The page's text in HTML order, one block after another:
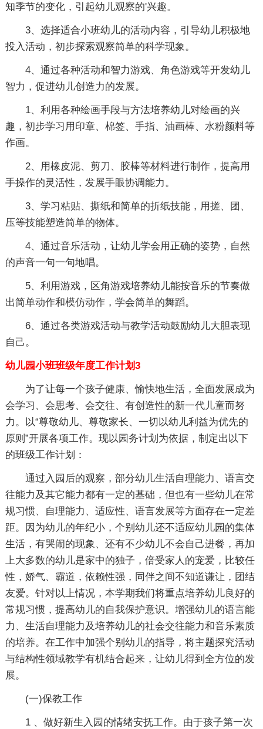
知季节的变化，引起幼儿观察的'兴趣。
3、选择适合小班幼儿的活动内容，引导幼儿积极地
投入活动，初步探索观察简单的科学现象。
4、通过各种活动和智力游戏、角色游戏等开发幼儿
智力，促进幼儿创造力的发展。
1、利用各种绘画手段与方法培养幼儿对绘画的兴
趣，初步学习用印章、棉签、手指、油画棒、水粉颜料等
作画。
2、用橡皮泥、剪刀、胶棒等材料进行制作，提高用
手操作的灵活性，发展手眼协调能力。
3、学习粘贴、撕纸和简单的折纸技能，用搓、团、
压等技能塑造简单的物体。
4、通过音乐活动，让幼儿学会用正确的姿势，自然
的声音一句一句地唱。
5、利用游戏，区角游戏培养幼儿能按音乐的节奏做
出简单动作和模仿动作，学会简单的舞蹈。
6、通过各类游戏活动与教学活动鼓励幼儿大胆表现
自己。
幼儿园小班班级年度工作计划3
为了让每一个孩子健康、愉快地生活，全面发展成为
会学习、会思考、会交往、有创造性的新一代儿童而努
力。以“尊敬幼儿、尊敬家长、一切以幼儿利益为优先的
原则”开展各项工作。现以园务计划为依据，制定出以下
的班级工作计划：
通过入园后的观察，部分幼儿生活自理能力、语言交
往能力及其它能力都有一定的基础，但也有一些幼儿在常
规习惯、自理能力、适应性、语言发展等方面存在一定差
距。因为幼儿的年纪小，个别幼儿还不适应幼儿园的集体
生活，有哭闹的现象、还有不少幼儿不会自己进餐，再加
上大多数的幼儿是家中的独子，倍受家人的宠爱，比较任
性，娇气、霸道，依赖性强，同伴之间不知道谦让，团结
友爱。针对以上情况，本学期我们将重点培养幼儿良好的
常规习惯，提高幼儿的自我保护意识。增强幼儿的语言能
力、生活自理能力及培养幼儿的社会交往能力和音乐素质
的培养。在工作中加强个别幼儿的指导，将主题探究活动
与结构性领域教学有机结合起来，让幼儿得到全方位的发
展。
(一)保教工作
1 、做好新生入园的情绪安抚工作。由于孩子第一次